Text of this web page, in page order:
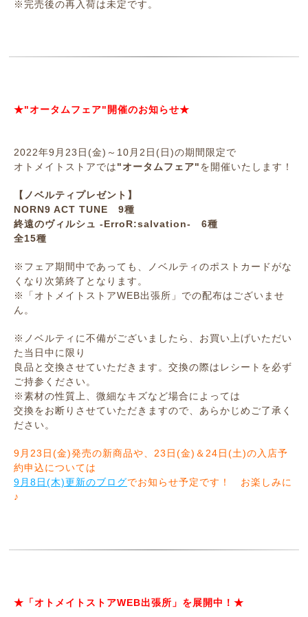
※完売後の再入荷は未定です。
★"オータムフェア"開催のお知らせ★
2022年9月23日(金)～10月2日(日)の期間限定で
オトメイトストアでは"オータムフェア"を開催いたします！
【ノベルティプレゼント】
NORN9 ACT TUNE 9種
終遠のヴィルシュ -ErroR:salvation- 6種
全15種
※フェア期間中であっても、ノベルティのポストカードがな
くなり次第終了となります。
※「オトメイトストアWEB出張所」での配布はございませ
ん。
※ノベルティに不備がございましたら、お買い上げいただい
た当日中に限り
良品と交換させていただきます。交換の際はレシートを必ず
ご持参ください。
※素材の性質上、微細なキズなど場合によっては
交換をお断りさせていただきますので、あらかじめご了承く
ださい。
9月23日(金)発売の新商品や、23日(金)＆24日(土)の入店予
約申込については
9月8日(木)更新のブログでお知らせ予定です！ お楽しみに
♪
★「オトメイトストアWEB出張所」を展開中！★